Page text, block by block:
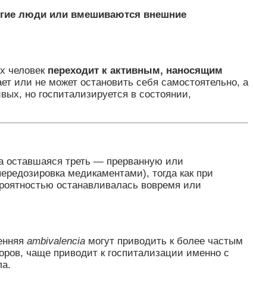
люди или вмешиваются внешние
человек переходит к активным, наносящим
или не может остановить себя самостоятельно, а
но госпитализируется в состоянии,
оставшаяся треть — прерванную или
медикаментами), тогда как при
останавливалась вовремя или
ambivalencia могут приводить к более частым
чаще приводит к госпитализации именно с